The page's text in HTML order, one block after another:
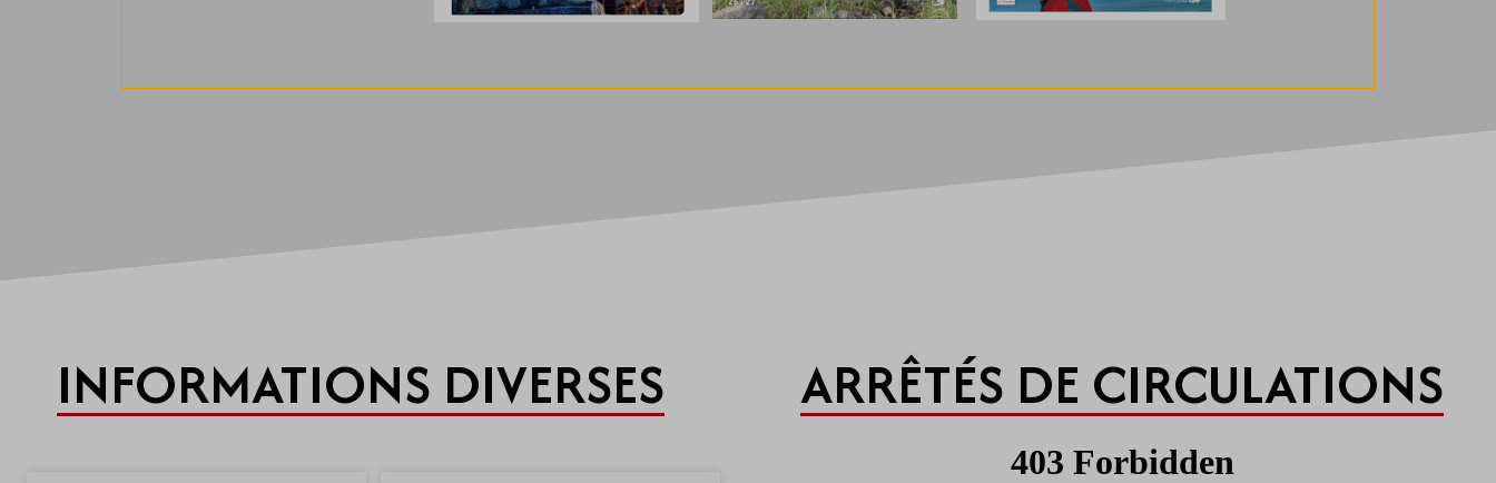
INFORMATIONS DIVERSES ARRÊTÉS DE CIRCULATIONS